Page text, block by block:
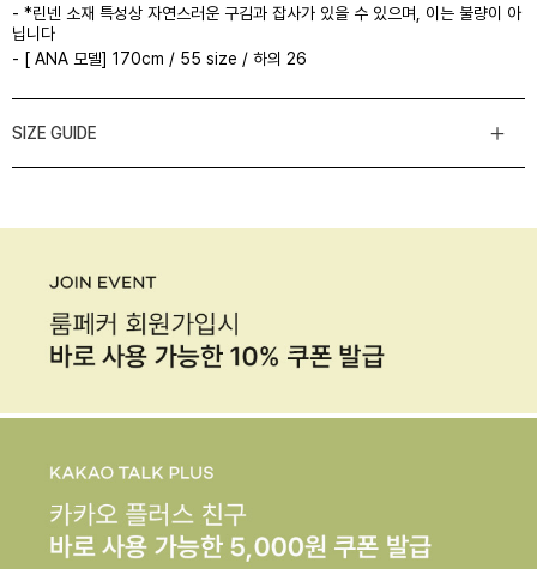
- *린넨 소재 특성상 자연스러운 구김과 잡사가 있을 수 있으며, 이는 불량이 아
닙니다
- [ ANA 모델] 170cm / 55 size / 하의 26
SIZE GUIDE